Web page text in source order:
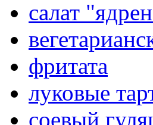
салат
фритата
луковые
соевый